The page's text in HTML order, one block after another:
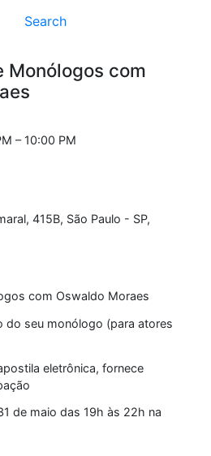
Search
Monólogos com
– 10:00 PM
415B, São Paulo - SP,
com Oswaldo Moraes
do seu monólogo (para atores
eletrônica, fornece
de maio das 19h às 22h na